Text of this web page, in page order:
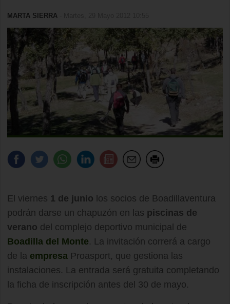
MARTA SIERRA
El viernes 1 de junio los socios de Boadillaventura
podrán darse un chapuzón en las piscinas de
verano del complejo deportivo municipal de
Boadilla del Monte. La invitación correrá a cargo
de la empresa Proasport, que gestiona las
instalaciones. La entrada será gratuita completando
la ficha de inscripción antes del 30 de mayo.